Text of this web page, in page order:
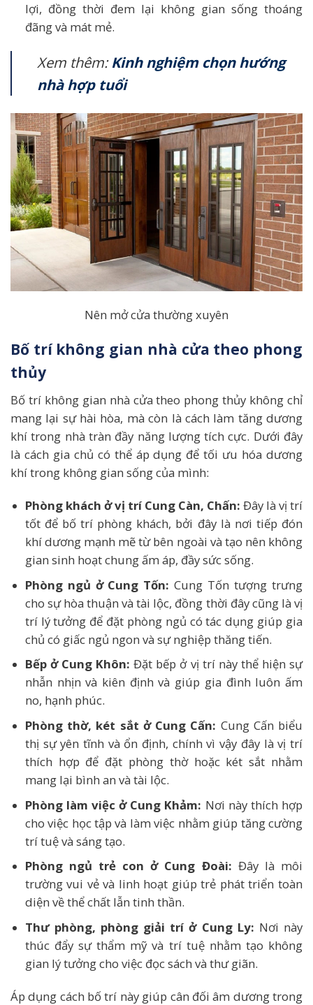
lợi, đồng thời đem lại không gian sống thoáng
đãng và mát mẻ.
Xem thêm:Kinh nghiệm chọn hướng
nhà hợp tuổi
Nên mở cửa thường xuyên
Bố trí không gian nhà cửa theo phong
thủy
Bố trí không gian nhà cửa theo phong thủy không chỉ
mang lại sự hài hòa, mà còn là cách làm tăng dương
khí trong nhà tràn đầy năng lượng tích cực. Dưới đây
là cách gia chủ có thể áp dụng để tối ưu hóa dương
khí trong không gian sống của mình:
Phòng khách ở vị trí Cung Càn, Chấn: Đây là vị trí
tốt để bố trí phòng khách, bởi đây là nơi tiếp đón
khí dương mạnh mẽ từ bên ngoài và tạo nên không
gian sinh hoạt chung ấm áp, đầy sức sống.
Phòng ngủ ở Cung Tốn:Cung Tốn tượng trưng
cho sự hòa thuận và tài lộc, đồng thời đây cũng là vị
trí lý tưởng để đặt phòng ngủ có tác dụng giúp gia
chủ có giấc ngủ ngon và sự nghiệp thăng tiến.
Bếp ở Cung Khôn: Đặt bếp ở vị trí này thể hiện sự
nhẫn nhịn và kiên định và giúp gia đình luôn ấm
no, hạnh phúc.
Phòng thờ, két sắt ở Cung Cấn: Cung Cấn biểu
thị sự yên tĩnh và ổn định, chính vì vậy đây là vị trí
thích hợp để đặt phòng thờ hoặc két sắt nhằm
mang lại bình an và tài lộc.
Phòng làm việc ở Cung Khảm: Nơi này thích hợp
cho việc học tập và làm việc nhằm giúp tăng cường
trí tuệ và sáng tạo.
Phòng ngủ trẻ con ở Cung Đoài: Đây là môi
trường vui vẻ và linh hoạt giúp trẻ phát triển toàn
diện về thể chất lẫn tinh thần.
Thư phòng, phòng giải trí ở Cung Ly: Nơi này
thúc đẩy sự thẩm mỹ và trí tuệ nhằm tạo không
gian lý tưởng cho việc đọc sách và thư giãn.
Áp dụng cách bố trí này giúp cân đối âm dương trong